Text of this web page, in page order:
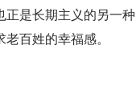
是长期主义的另一种
百姓的幸福感。